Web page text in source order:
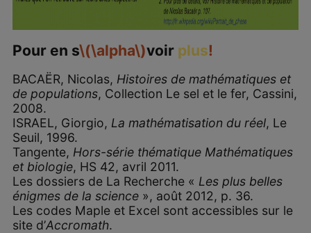
Pour en s\(\alpha\)voir plus!
BACAËR, Nicolas, Histoires de mathématiques et
de populations, Collection Le sel et le fer, Cassini,
2008.
ISRAEL, Giorgio, La mathématisation du réel, Le
Seuil, 1996.
Tangente, Hors-série thématique Mathématiques
et biologie, HS 42, avril 2011.
Les dossiers de La Recherche « Les plus belles
énigmes de la science», août 2012, p. 36.
Les codes Maple et Excel sont accessibles sur le
site d’Accromath.